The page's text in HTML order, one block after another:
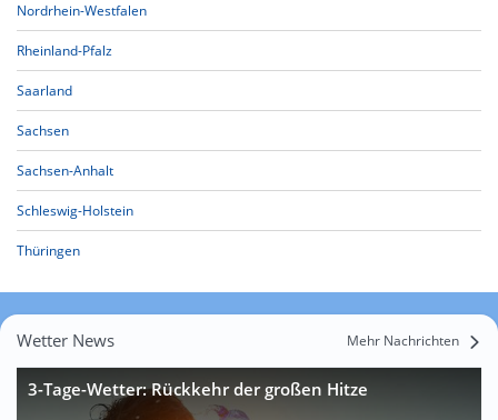
Nordrhein-Westfalen
Rheinland-Pfalz
Saarland
Sachsen
Sachsen-Anhalt
Schleswig-Holstein
Thüringen
Wetter News Mehr Nachrichten
3-Tage-Wetter: Rückkehr der großen Hitze